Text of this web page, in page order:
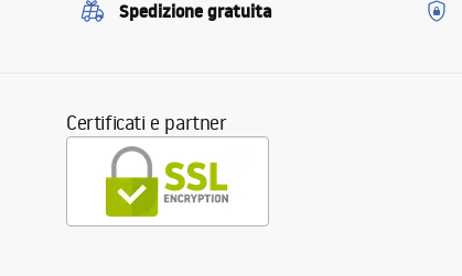
Spedizione gratuita
Certificati e partner